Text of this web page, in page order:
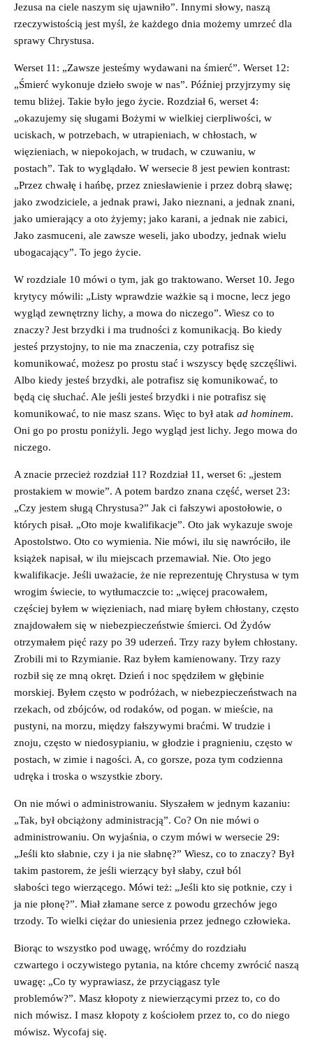
Jezusa na ciele naszym się ujawniło”. Innymi słowy, naszą
rzeczywistością jest myśl, że każdego dnia możemy umrzeć dla
sprawy Chrystusa.
Werset 11: „Zawsze jesteśmy wydawani na śmierć”. Werset 12:
„Śmierć wykonuje dzieło swoje w nas”. Później przyjrzymy się
temu bliżej. Takie było jego życie. Rozdział 6, werset 4:
„okazujemy się sługami Bożymi w wielkiej cierpliwości, w
uciskach, w potrzebach, w utrapieniach, w chłostach, w
więzieniach, w niepokojach, w trudach, w czuwaniu, w
postach”. Tak to wyglądało. W wersecie 8 jest pewien kontrast:
„Przez chwałę i hańbę, przez zniesławienie i przez dobrą sławę;
jako zwodziciele, a jednak prawi, Jako nieznani, a jednak znani,
jako umierający a oto żyjemy; jako karani, a jednak nie zabici,
Jako zasmuceni, ale zawsze weseli, jako ubodzy, jednak wielu
ubogacający”. To jego życie.
W rozdziale 10 mówi o tym, jak go traktowano. Werset 10. Jego
krytycy mówili: „Listy wprawdzie ważkie są i mocne, lecz jego
wygląd zewnętrzny lichy, a mowa do niczego”. Wiesz co to
znaczy? Jest brzydki i ma trudności z komunikacją. Bo kiedy
jesteś przystojny, to nie ma znaczenia, czy potrafisz się
komunikować, możesz po prostu stać i wszyscy będę szczęśliwi.
Albo kiedy jesteś brzydki, ale potrafisz się komunikować, to
będą cię słuchać. Ale jeśli jesteś brzydki i nie potrafisz się
komunikować, to nie masz szans. Więc to był atak ad hominem.
Oni go po prostu poniżyli. Jego wygląd jest lichy. Jego mowa do
niczego.
A znacie przecież rozdział 11? Rozdział 11, werset 6: „jestem
prostakiem w mowie”. A potem bardzo znana część, werset 23:
„Czy jestem sługą Chrystusa?” Jak ci fałszywi apostołowie, o
których pisał. „Oto moje kwalifikacje”. Oto jak wykazuje swoje
Apostolstwo. Oto co wymienia. Nie mówi, ilu się nawróciło, ile
książek napisał, w ilu miejscach przemawiał. Nie. Oto jego
kwalifikacje. Jeśli uważacie, że nie reprezentuję Chrystusa w tym
wrogim świecie, to wytłumaczcie to: „więcej pracowałem,
częściej byłem w więzieniach, nad miarę byłem chłostany, często
znajdowałem się w niebezpieczeństwie śmierci. Od Żydów
otrzymałem pięć razy po 39 uderzeń. Trzy razy byłem chłostany.
Zrobili mi to Rzymianie. Raz byłem kamienowany. Trzy razy
rozbił się ze mną okręt. Dzień i noc spędziłem w głębinie
morskiej. Byłem często w podróżach, w niebezpieczeństwach na
rzekach, od zbójców, od rodaków, od pogan. w mieście, na
pustyni, na morzu, między fałszywymi braćmi. W trudzie i
znoju, często w niedosypianiu, w głodzie i pragnieniu, często w
postach, w zimie i nagości. A, co gorsze, poza tym codzienna
udręka i troska o wszystkie zbory.
On nie mówi o administrowaniu. Słyszałem w jednym kazaniu:
„Tak, był obciążony administracją”. Co? On nie mówi o
administrowaniu. On wyjaśnia, o czym mówi w wersecie 29:
„Jeśli kto słabnie, czy i ja nie słabnę?” Wiesz, co to znaczy? Był
takim pastorem, że jeśli wierzący był słaby, czuł ból
słabości tego wierzącego. Mówi też: „Jeśli kto się potknie, czy i
ja nie płonę?”. Miał złamane serce z powodu grzechów jego
trzody. To wielki ciężar do uniesienia przez jednego człowieka.
Biorąc to wszystko pod uwagę, wróćmy do rozdziału
czwartego i oczywistego pytania, na które chcemy zwrócić naszą
uwagę: „Co ty wyprawiasz, że przyciągasz tyle
problemów?”. Masz kłopoty z niewierzącymi przez to, co do
nich mówisz. I masz kłopoty z kościołem przez to, co do niego
mówisz. Wycofaj się.